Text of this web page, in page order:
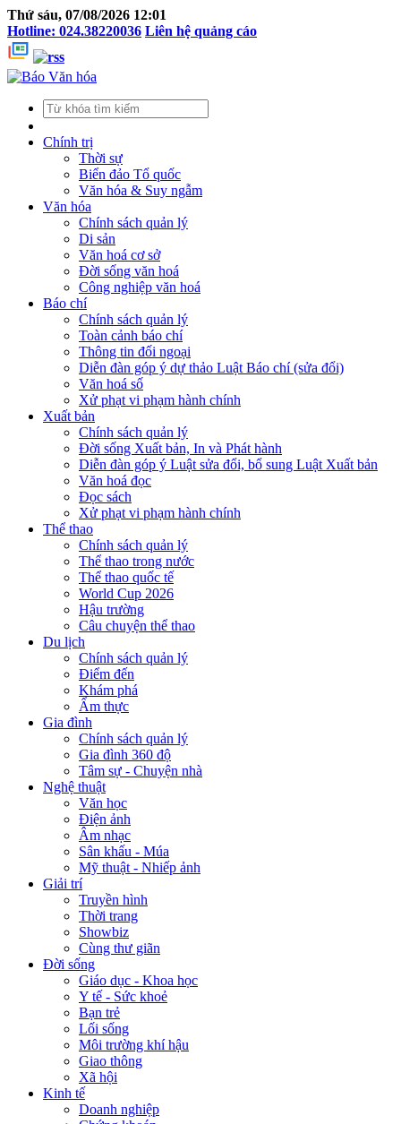
Thứ sáu, 07/08/2026 12:01
Hotline: 024.38220036 Liên hệ quảng cáo
Chính trị
Thời sự
Biển đảo Tổ quốc
Văn hóa & Suy ngẫm
Văn hóa
Chính sách quản lý
Di sản
Văn hoá cơ sở
Đời sống văn hoá
Công nghiệp văn hoá
Báo chí
Chính sách quản lý
Toàn cảnh báo chí
Thông tin đối ngoại
Diễn đàn góp ý dự thảo Luật Báo chí (sửa đổi)
Văn hoá số
Xử phạt vi phạm hành chính
Xuất bản
Chính sách quản lý
Đời sống Xuất bản, In và Phát hành
Diễn đàn góp ý Luật sửa đổi, bổ sung Luật Xuất bản
Văn hoá đọc
Đọc sách
Xử phạt vi phạm hành chính
Thể thao
Chính sách quản lý
Thể thao trong nước
Thể thao quốc tế
World Cup 2026
Hậu trường
Câu chuyện thể thao
Du lịch
Chính sách quản lý
Điểm đến
Khám phá
Ẩm thực
Gia đình
Chính sách quản lý
Gia đình 360 độ
Tâm sự - Chuyện nhà
Nghệ thuật
Văn học
Điện ảnh
Âm nhạc
Sân khấu - Múa
Mỹ thuật - Nhiếp ảnh
Giải trí
Truyền hình
Thời trang
Showbiz
Cùng thư giãn
Đời sống
Giáo dục - Khoa học
Y tế - Sức khoẻ
Bạn trẻ
Lối sống
Môi trường khí hậu
Giao thông
Xã hội
Kinh tế
Doanh nghiệp